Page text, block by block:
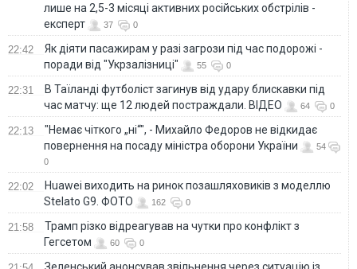
лише на 2,5-3 місяці активних російських обстрілів -
експерт
37 0
22:42
Як діяти пасажирам у разі загрози під час подорожі -
поради від "Укрзалізниці"
55 0
22:31
В Таїланді футболіст загинув від удару блискавки під
час матчу: ще 12 людей постраждали. ВІДЕО
64 0
22:13
"Немає чіткого „ні“", - Михайло Федоров не відкидає
повернення на посаду міністра оборони України
54
0
22:02
Huawei виходить на ринок позашляховиків з моделлю
Stelato G9. ФОТО
162 0
21:58
Трамп різко відреагував на чутки про конфлікт з
Гегсетом
60 0
Зеленський анонсував звільнення через ситуацію із